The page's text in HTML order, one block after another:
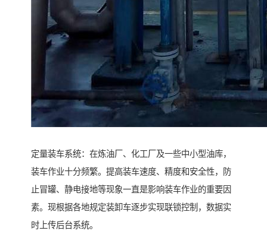
定量装车系统：在炼油厂、化工厂及一些中小型油库，
装车作业十分频繁。提高装车速度、精度和安全性，防
止冒罐、静电接地等现象一直是影响装车作业的重要因
素。现根据各地规定装卸车逐步实现联锁控制，数据实
时上传后台系统。